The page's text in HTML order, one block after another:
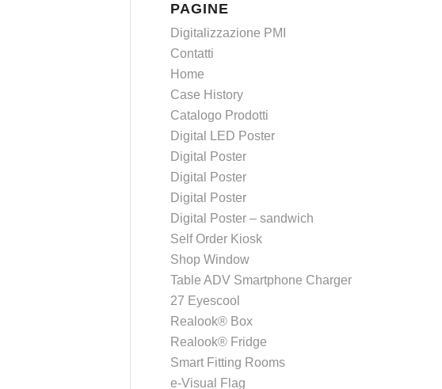
PAGINE
Digitalizzazione PMI
Contatti
Home
Case History
Catalogo Prodotti
Digital LED Poster
Digital Poster
Digital Poster
Digital Poster
Digital Poster – sandwich
Self Order Kiosk
Shop Window
Table ADV Smartphone Charger
27 Eyescool
Realook® Box
Realook® Fridge
Smart Fitting Rooms
e-Visual Flag